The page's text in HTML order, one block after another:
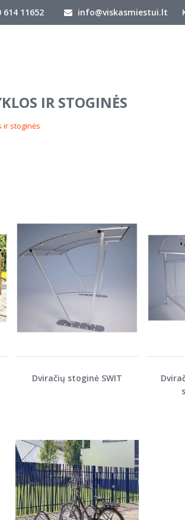
614 11652 info@viskasmiestui.lt
IR STOGINĖS
ir stoginės
Dviračių stoginė SWIT